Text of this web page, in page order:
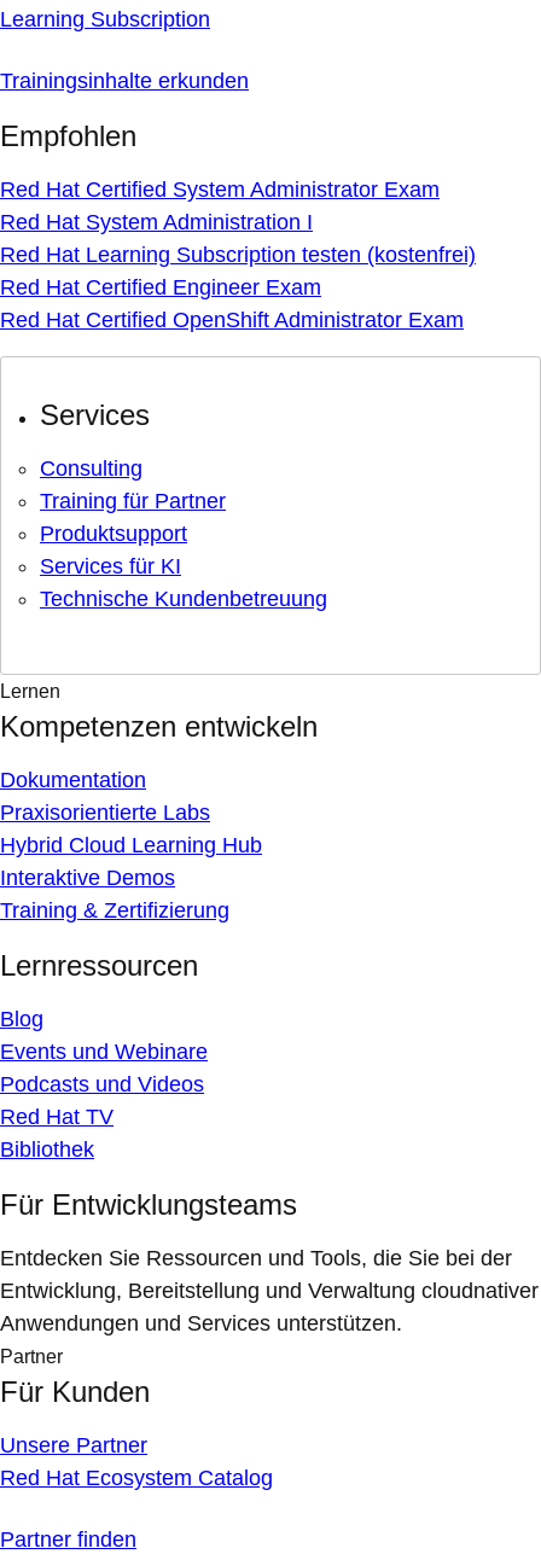
Learning Subscription
Trainingsinhalte erkunden
Empfohlen
Red Hat Certified System Administrator Exam
Red Hat System Administration I
Red Hat Learning Subscription testen (kostenfrei)
Red Hat Certified Engineer Exam
Red Hat Certified OpenShift Administrator Exam
Services
Consulting
Training für Partner
Produktsupport
Services für KI
Technische Kundenbetreuung
Lernen
Kompetenzen entwickeln
Dokumentation
Praxisorientierte Labs
Hybrid Cloud Learning Hub
Interaktive Demos
Training & Zertifizierung
Lernressourcen
Blog
Events und Webinare
Podcasts und Videos
Red Hat TV
Bibliothek
Für Entwicklungsteams
Entdecken Sie Ressourcen und Tools, die Sie bei der
Entwicklung, Bereitstellung und Verwaltung cloudnativer
Anwendungen und Services unterstützen.
Partner
Für Kunden
Unsere Partner
Red Hat Ecosystem Catalog
Partner finden